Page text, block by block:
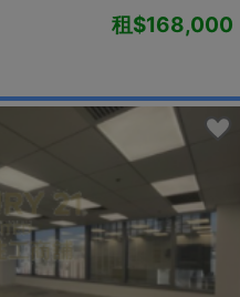
租$168,000